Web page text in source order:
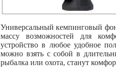
Универсальный кемпинговый
массу возможностей для
устройство в любое удобное
можно взять с собой в
рыбалка или охота, станут